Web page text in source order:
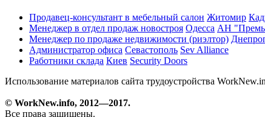
Продавец-консультант в мебельный салон Житомир
Менеджер в отдел продаж новостроя Одесса АН
Менеджер по продаже недвижимости (риэлтор)
Администратор офиса Севастополь Sev Alliance
Работники склада Киев Security Doors
Использование материалов сайта трудоустройства
© WorkNew.info, 2012—2017.
Все права защищены.